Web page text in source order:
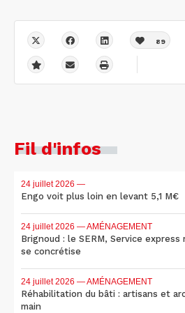
89
Fil d'infos
24 juillet 2026 —
Engo voit plus loin en levant 5,1 M€
24 juillet 2026 — AMÉNAGEMENT
Brignoud : le SERM, Service
se concrétise
24 juillet 2026 — AMÉNAGEMENT
Réhabilitation du bâti : artisans et
main